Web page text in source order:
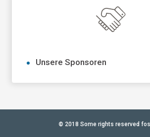
Unsere Sponsoren
© 2018 Some rights reserved